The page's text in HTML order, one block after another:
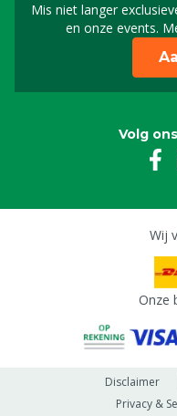
Mis niet langer
en onze events.
Volg
Wij
Onze
Disclaimer
Privacy &